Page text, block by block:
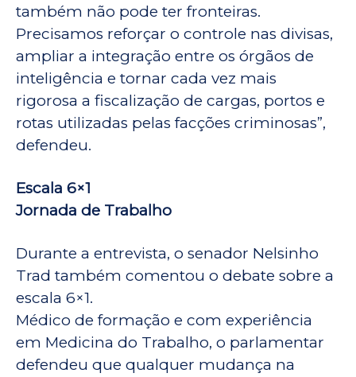
também não pode ter fronteiras.
Precisamos reforçar o controle nas divisas,
ampliar a integração entre os órgãos de
inteligência e tornar cada vez mais
rigorosa a fiscalização de cargas, portos e
rotas utilizadas pelas facções criminosas”,
defendeu.
Escala 6×1
Jornada de Trabalho​
Durante a entrevista, o senador Nelsinho
Trad também comentou o debate sobre a
escala 6×1.
Médico de formação e com experiência
em Medicina do Trabalho, o parlamentar
defendeu que qualquer mudança na